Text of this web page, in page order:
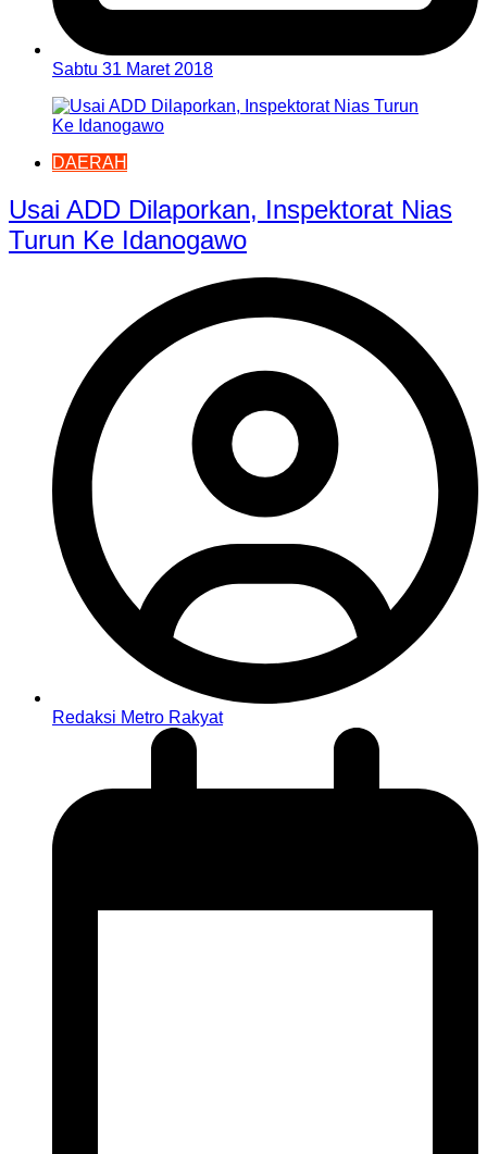
Sabtu 31 Maret 2018
DAERAH
Usai ADD Dilaporkan, Inspektorat Nias
Turun Ke Idanogawo
Redaksi Metro Rakyat